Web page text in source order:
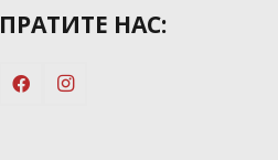
ПРАТИТЕ НАС: